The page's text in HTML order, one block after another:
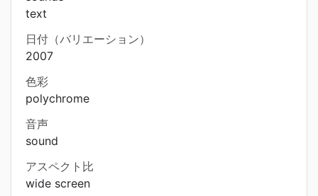
text
日付（バリエーション）
2007
色彩
polychrome
音声
sound
アスペクト比
wide screen